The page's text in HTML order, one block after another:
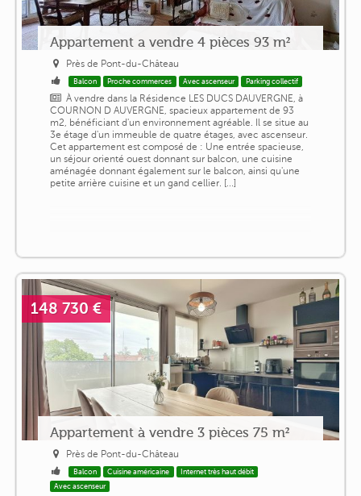
Appartement a vendre 4 pièces 93 m²
Près de Pont-du-Château
Balcon Proche commerces Avec ascenseur Parking collectif
À vendre dans la Résidence LES DUCS DAUVERGNE, à
COURNON D AUVERGNE, spacieux appartement de 93
m2, bénéficiant d'un environnement agréable. Il se situe au
3e étage d'un immeuble de quatre étages, avec ascenseur.
Cet appartement est composé de : Une entrée spacieuse,
un séjour orienté ouest donnant sur balcon, une cuisine
aménagée donnant également sur le balcon, ainsi qu'une
petite arrière cuisine et un gand cellier. [...]
148 730 €
Appartement à vendre 3 pièces 75 m²
Près de Pont-du-Château
Balcon Cuisine américaine
Internet très haut débit
Avec ascenseur